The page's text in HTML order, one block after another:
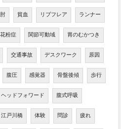
貧血 リブフレア ランナー
花粉症 関節可動域 胃のむかつき
交通事故 デスクワーク 原因
腹圧 感覚器 骨盤後傾 歩行
ヘッドフォワード 腹式呼吸
江戸川橋 体験 問診 疲れ